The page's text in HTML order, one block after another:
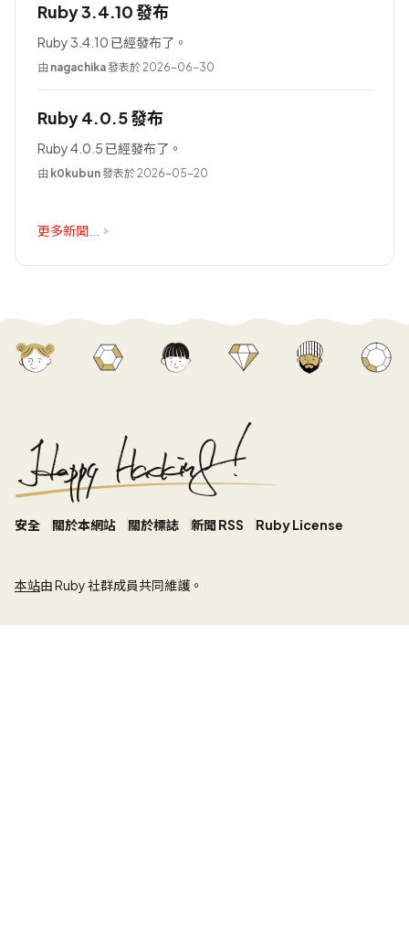
Ruby 3.4.10 發布
Ruby 3.4.10 已經發布了。
由 nagachika發表於 2026-06-30
Ruby 4.0.5 發布
Ruby 4.0.5 已經發布了。
由 k0kubun發表於 2026-05-20
更多新聞...
安全 關於本網站 關於標誌 新聞 RSS Ruby License
本站由 Ruby 社群成員共同維護。